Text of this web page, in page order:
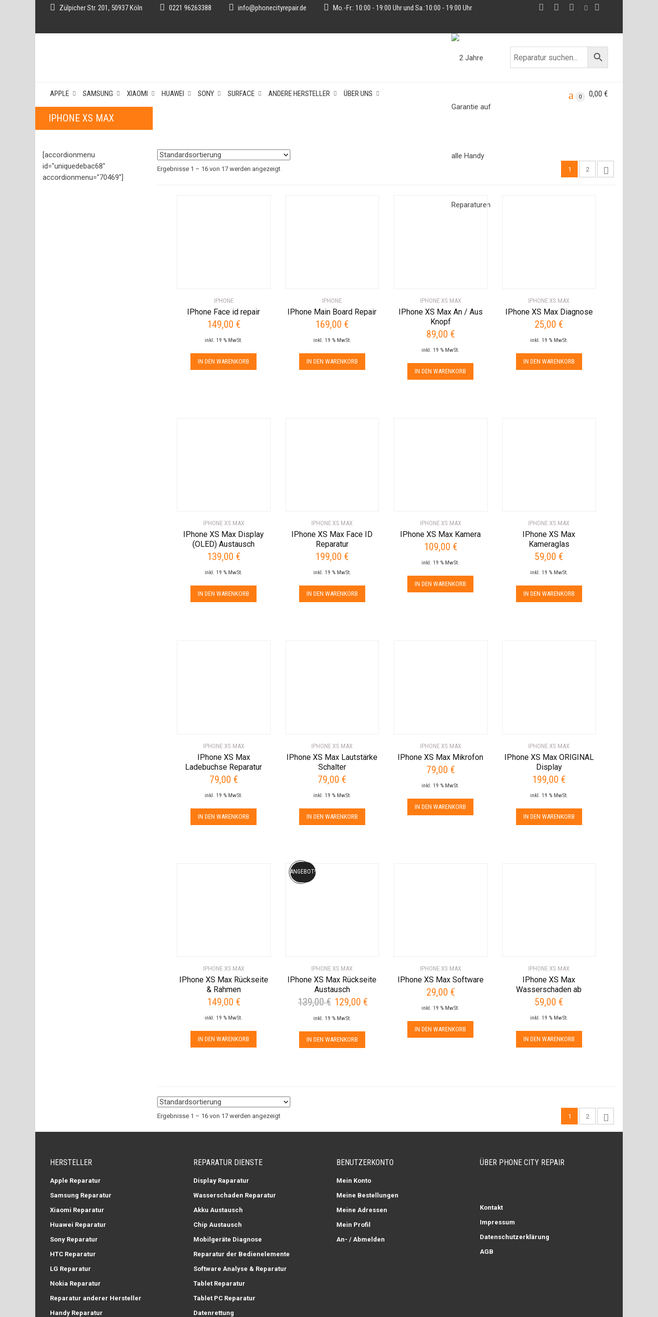
Zülpicher Str. 201, 50937 Köln 0221 96263388 info@phonecityrepair.de Mo.-Fr.: 10:00 - 19:00 Uhr und Sa.:10:00 - 19:00 Uhr
APPLE SAMSUNG XIAOMI HUAWEI SONY SURFACE ANDERE HERSTELLER ÜBER UNS 0 0,00 €
IPHONE XS MAX
1 2
Ergebnisse 1 – 16 von 17 werden angezeigt
IPHONE
IPhone Face id repair
149,00 €
inkl. 19 % MwSt.
IN DEN WARENKORB
IPHONE
IPhone Main Board Repair
169,00€
inkl. 19 % MwSt.
IN DEN WARENKORB
IPHONE XS MAX
IPhone XS Max An / Aus
Knopf
89,00 €
inkl. 19 % MwSt.
IN DEN WARENKORB
IPHONE XS MAX
IPhone XS Max Diagnose
25,00€
inkl. 19 % MwSt.
IN DEN WARENKORB
IPHONE XS MAX
IPhone XS Max Display
(OLED) Austausch
139,00 €
inkl. 19 % MwSt.
IN DEN WARENKORB
IPHONE XS MAX
IPhone XS Max Face ID
Reparatur
199,00€
inkl. 19 % MwSt.
IN DEN WARENKORB
IPHONE XS MAX
IPhone XS Max Kamera
109,00 €
inkl. 19 % MwSt.
IN DEN WARENKORB
IPHONE XS MAX
IPhone XS Max
Kameraglas
59,00€
inkl. 19 % MwSt.
IN DEN WARENKORB
IPHONE XS MAX
IPhone XS Max
Ladebuchse Reparatur
79,00 €
inkl. 19 % MwSt.
IN DEN WARENKORB
IPHONE XS MAX
IPhone XS Max Lautstärke
Schalter
79,00€
inkl. 19 % MwSt.
IN DEN WARENKORB
IPHONE XS MAX
IPhone XS Max Mikrofon
79,00 €
inkl. 19 % MwSt.
IN DEN WARENKORB
IPHONE XS MAX
IPhone XS Max ORIGINAL
Display
199,00€
inkl. 19 % MwSt.
IN DEN WARENKORB
IPHONE XS MAX
IPhone XS Max Rückseite
& Rahmen
149,00 €
inkl. 19 % MwSt.
IN DEN WARENKORB
IPHONE XS MAX
IPhone XS Max Rückseite
Austausch
139,00€ Ursprünglicher
139,00 €
129,00€Aktueller
ANGEBOT!
inkl. 19 % MwSt.
IN DEN WARENKORB
IPHONE XS MAX
IPhone XS Max Software
29,00 €
inkl. 19 % MwSt.
IN DEN WARENKORB
IPHONE XS MAX
IPhone XS Max
Wasserschaden ab
59,00€
inkl. 19 % MwSt.
IN DEN WARENKORB
1 2
Ergebnisse 1 – 16 von 17 werden angezeigt
[accordionmenu
id="uniquedebac68"
accordionmenu="70469"]
HERSTELLER
Apple Reparatur
Samsung Reparatur
Xiaomi Reparatur
Huawei Reparatur
Sony Reparatur
HTC Reparatur
LG Reparatur
Nokia Reparatur
Reparatur anderer Hersteller
Handy Reparatur
REPARATUR DIENSTE
Display Raparatur
Wasserschaden Reparatur
Akku Austausch
Chip Austausch
Mobilgeräte Diagnose
Reparatur der Bedienelemente
Software Analyse & Reparatur
Tablet Reparatur
Tablet PC Reparatur
Datenrettung
BENUTZERKONTO
Mein Konto
Meine Bestellungen
Meine Adressen
Mein Profil
An- / Abmelden
ÜBER PHONE CITY REPAIR
Kontakt
Impressum
Datenschutzerklärung
AGB